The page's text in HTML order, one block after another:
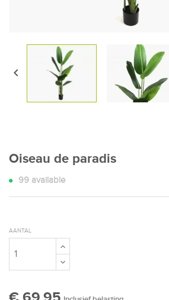

Oiseau de paradis
99 available
AANTAL